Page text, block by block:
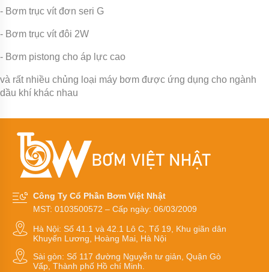
48v
Bơm
chất
Kiểu
dáng
thường
gọi
các
bơm
hóa
Xuất
xứ
máy
bơm
- Bơm trục vít đơn seri G
- Bơm trục vít đôi 2W
- Bơm pistong cho áp lực cao
và rất nhiều chủng loại máy bơm được ứng dụng cho ngành
dầu khí khác nhau
Công Ty Cổ Phần Bơm Việt Nhật
MST: 0103500572 – Cấp ngày: 06/03/2009
Hà Nội: Số 41.1 và 42.1 Lô C, Tổ 19, Khu giãn dân
Khuyến Lương, Hoàng Mai, Hà Nội
Sài gòn: Số 117 đường Nguyễn tư giản, Quận Gò
Vấp, Thành phố Hồ chí Minh.